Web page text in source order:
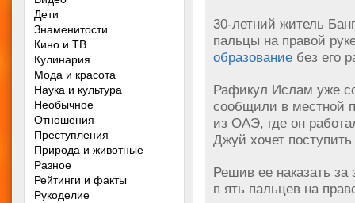
30-летний житель
пальцы на правой
образование без его
Рафикул Ислам уже
сообщили в местной
из ОАЭ, где он
Джуй хочет
Решив ее наказать за
п ять пальцев на
Дети
Знаменитости
Кино и ТВ
Кулинария
Мода и красота
Наука и культура
Необычное
Отношения
Преступления
Природа и животные
Разное
Рейтинги и факты
Рукоделие